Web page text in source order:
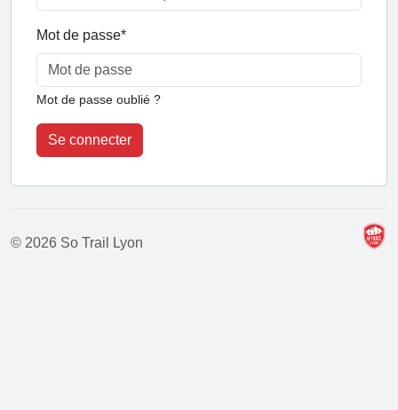
Mot de passe*
Mot de passe oublié ?
Se connecter
© 2026 So Trail Lyon